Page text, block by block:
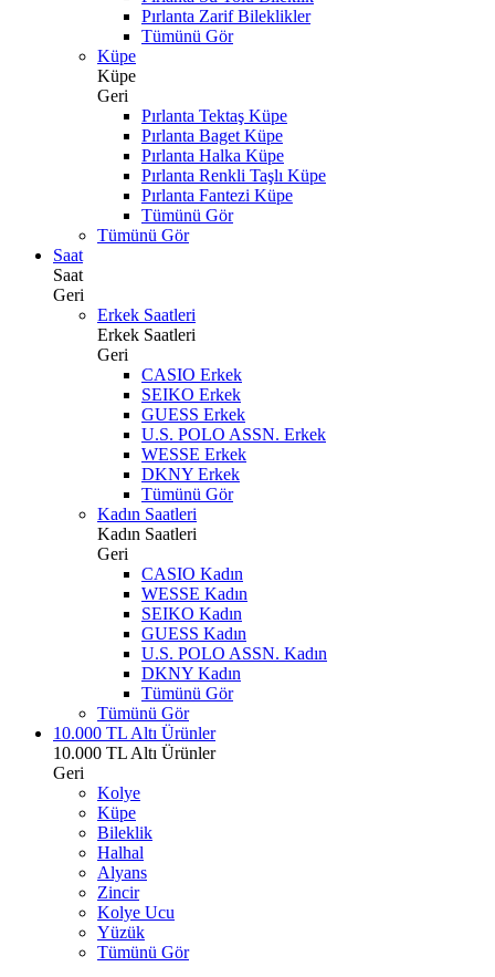
Pırlanta Zarif Bileklikler
Tümünü Gör
Küpe
Küpe
Geri
Pırlanta Tektaş Küpe
Pırlanta Baget Küpe
Pırlanta Halka Küpe
Pırlanta Renkli Taşlı Küpe
Pırlanta Fantezi Küpe
Tümünü Gör
Tümünü Gör
Saat
Saat
Geri
Erkek Saatleri
Erkek Saatleri
Geri
CASIO Erkek
SEIKO Erkek
GUESS Erkek
U.S. POLO ASSN. Erkek
WESSE Erkek
DKNY Erkek
Tümünü Gör
Kadın Saatleri
Kadın Saatleri
Geri
CASIO Kadın
WESSE Kadın
SEIKO Kadın
GUESS Kadın
U.S. POLO ASSN. Kadın
DKNY Kadın
Tümünü Gör
Tümünü Gör
10.000 TL Altı Ürünler
10.000 TL Altı Ürünler
Geri
Kolye
Küpe
Bileklik
Halhal
Alyans
Zincir
Kolye Ucu
Yüzük
Tümünü Gör